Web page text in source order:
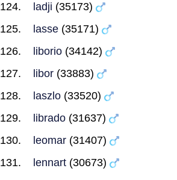
ladji (35173)
lasse (35171)
liborio (34142)
libor (33883)
laszlo (33520)
librado (31637)
leomar (31407)
lennart (30673)